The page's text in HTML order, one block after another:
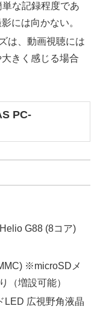
な記録程度であ
には向かない。
は、動画視聴には
きく感じる場合
PC-
G88 (8コア)
※microSDメ
（増設可能）
LED 広視野角液晶